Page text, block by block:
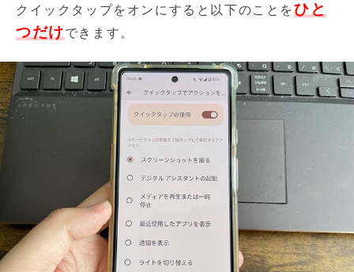
クイックタップをオンにすると以下のことをひと
つだけできます。